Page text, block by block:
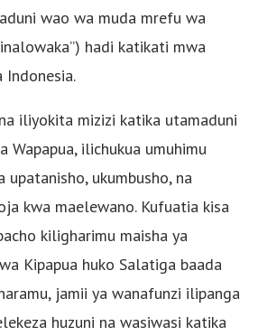
wao wa muda mrefu wa
hadi katikati mwa
Indonesia.
iliyokita mizizi katika utamaduni
Wapapua, ilichukua umuhimu
upatanisho, ukumbusho, na
kwa maelewano. Kufuatia kisa
kiligharimu maisha ya
Kipapua huko Salatiga baada
jamii ya wanafunzi ilipanga
huzuni na wasiwasi katika